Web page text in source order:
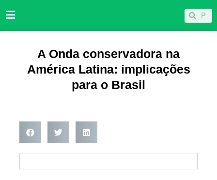
para
Pesquisar
A Onda conservadora na
América Latina: implicações
para o Brasil